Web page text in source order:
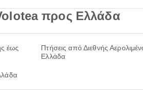
προς Ελλάδα
έως
Πτήσεις από Διεθνής
Ελλάδα